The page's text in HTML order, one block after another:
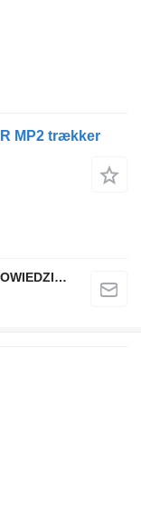
MP2 trækker
QINDITO SPÓŁKA Z OGRANICZONĄ ODPOWIEDZIALNOŚCIĄ